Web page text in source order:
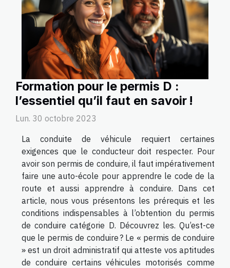
Formation pour le permis D :
l’essentiel qu’il faut en savoir !
Lun. 30 octobre 2023
La conduite de véhicule requiert certaines
exigences que le conducteur doit respecter. Pour
avoir son permis de conduire, il faut impérativement
faire une auto-école pour apprendre le code de la
route et aussi apprendre à conduire. Dans cet
article, nous vous présentons les prérequis et les
conditions indispensables à l’obtention du permis
de conduire catégorie D. Découvrez les. Qu’est-ce
que le permis de conduire ? Le « permis de conduire
» est un droit administratif qui atteste vos aptitudes
de conduire certains véhicules motorisés comme